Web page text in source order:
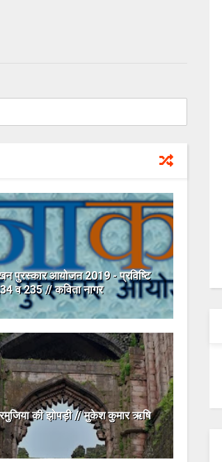
पुरस्कार आयोजन 2019 - प्रविष्टि
व 235 // कविता नागर
की झोपड़ी // मुकेश कुमार ऋषि